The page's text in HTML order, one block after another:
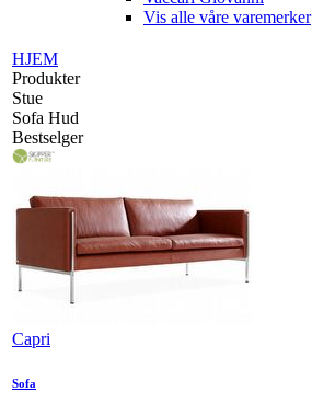
Vis alle våre varemerker
HJEM
Produkter
Stue
Sofa Hud
Bestselger
Capri
Sofa